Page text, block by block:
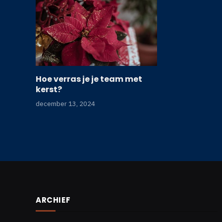
Hoe verras je je team met
kerst?
december 13, 2024
ARCHIEF